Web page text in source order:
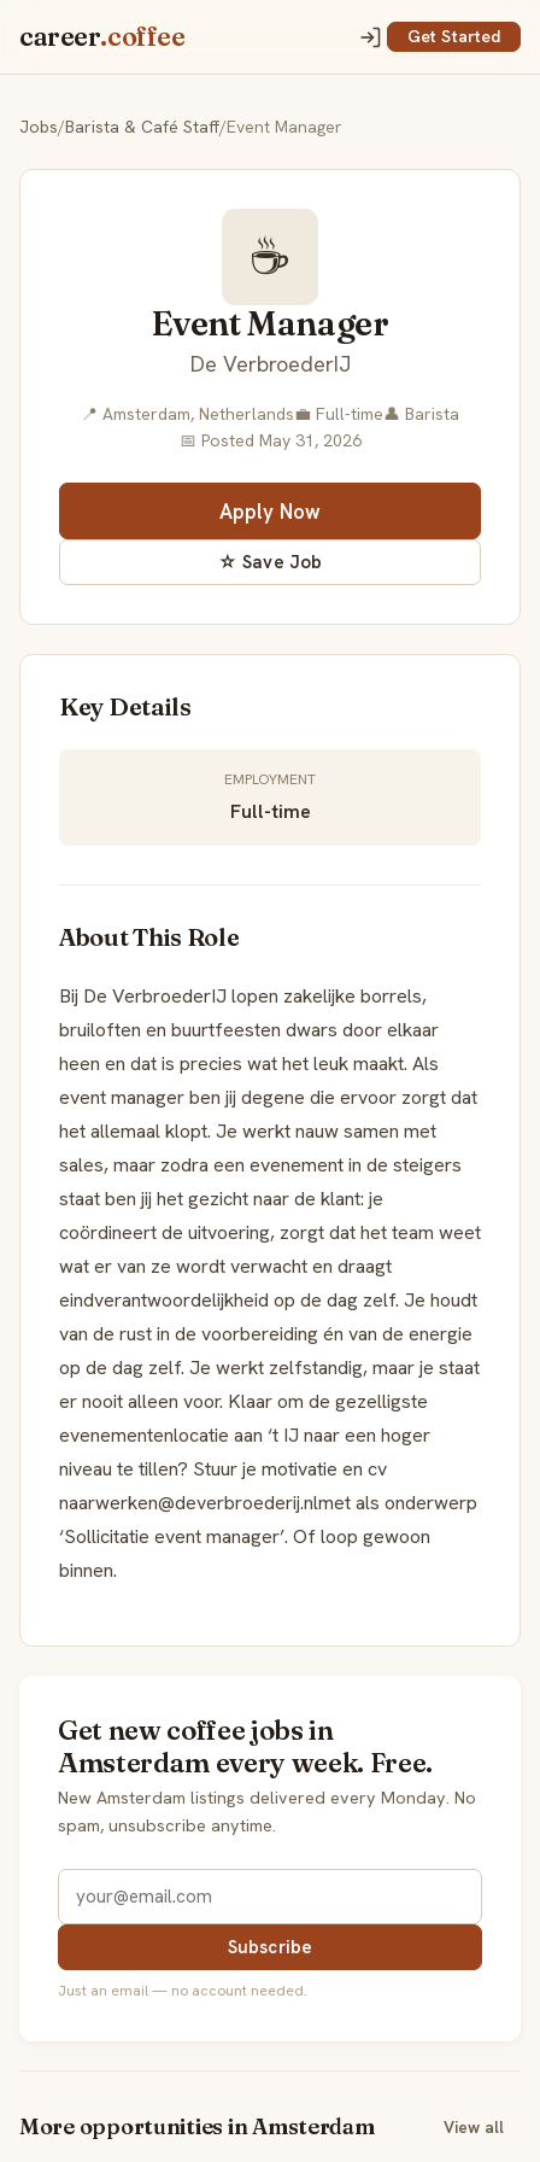
career.coffee Get Started
Jobs/Barista & Café Staff/Event Manager
☕
Event Manager
De VerbroederIJ
📍 Amsterdam, Netherlands💼 Full-time👤 Barista
📅 Posted May 31, 2026
Apply Now
☆ Save Job
Key Details
EMPLOYMENT
Full-time
About This Role
Bij De VerbroederIJ lopen zakelijke borrels,
bruiloften en buurtfeesten dwars door elkaar
heen en dat is precies wat het leuk maakt. Als
event manager ben jij degene die ervoor zorgt dat
het allemaal klopt. Je werkt nauw samen met
sales, maar zodra een evenement in de steigers
staat ben jij het gezicht naar de klant: je
coördineert de uitvoering, zorgt dat het team weet
wat er van ze wordt verwacht en draagt
eindverantwoordelijkheid op de dag zelf. Je houdt
van de rust in de voorbereiding én van de energie
op de dag zelf. Je werkt zelfstandig, maar je staat
er nooit alleen voor. Klaar om de gezelligste
evenementenlocatie aan ‘t IJ naar een hoger
niveau te tillen? Stuur je motivatie en cv
naarwerken@deverbroederij.nlmet als onderwerp
‘Sollicitatie event manager’. Of loop gewoon
binnen.
Get new coffee jobs in
Amsterdam every week. Free.
New Amsterdam listings delivered every Monday. No
spam, unsubscribe anytime.
Subscribe
Just an email — no account needed.
More opportunities in Amsterdam View all